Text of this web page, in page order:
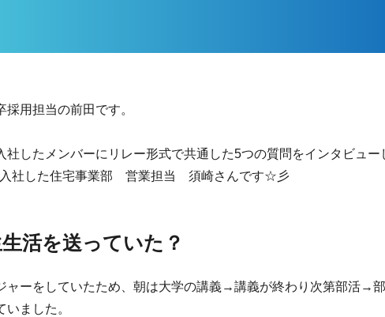
用担当の前田です。
社したメンバーにリレー形式で共通した5つの質問をインタビュー
入社した住宅事業部 営業担当 須崎さんです☆彡
活を送っていた？
ャーをしていたため、朝は大学の講義→講義が終わり次第部活→
ました。